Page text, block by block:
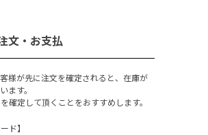
文・お支払
様が先に注文を確定されると、在庫が
ます。
確定して頂くことをおすすめします。
ド】